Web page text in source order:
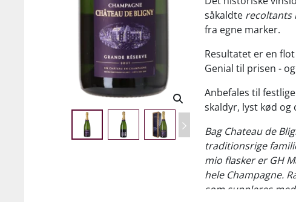
såkaldte recoltants
fra egne marker.
Resultatet er en
Genial til prisen -
Anbefales til
skaldyr, lyst kød og
Bag Chateau de
traditionsrige
mio flasker er GH
hele Champagne.
som suppleres